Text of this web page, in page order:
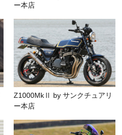
ー本店
Z1000MkⅡ by サンクチュアリ
ー本店